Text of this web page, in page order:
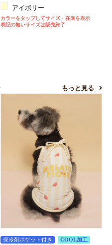
アイボリー
カラーをタップしてサイズ・在庫を表示
表記の無いサイズは販売終了
もっと見る
保冷剤ポケット付き
COOL加工